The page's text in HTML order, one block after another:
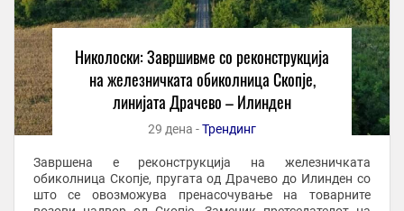
Николоски: Завршивме со реконструкција
на железничката обиколница Скопје,
линијата Драчево – Илинден
29 дена -Трендинг
Завршена е реконструкција на железничката
обиколница Скопје, пругата од Драчево до Илинден со
што се овозможува пренасочување на товарните